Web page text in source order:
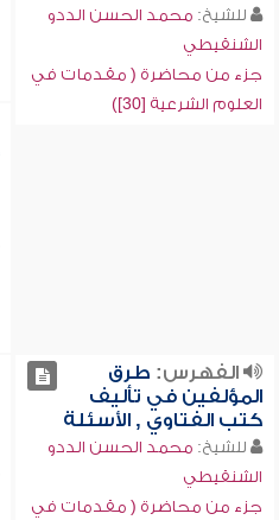
للشيخ: محمد الحسن الددو
الشنقيطي
جزء من محاضرة ( مقدمات في
العلوم الشرعية [30])
الفهرس: طرق
المؤلفين في تأليف
كتب الفتاوي , الأسئلة
للشيخ: محمد الحسن الددو
الشنقيطي
جزء من محاضرة ( مقدمات في